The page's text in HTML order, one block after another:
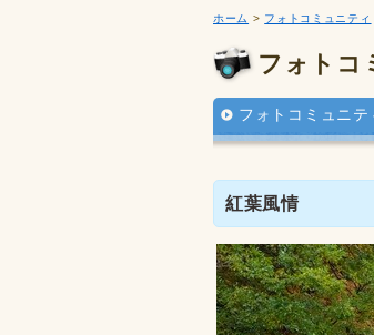
ホーム > フォトコミュニティ
フォトコ
フォトコミュニ
紅葉風情